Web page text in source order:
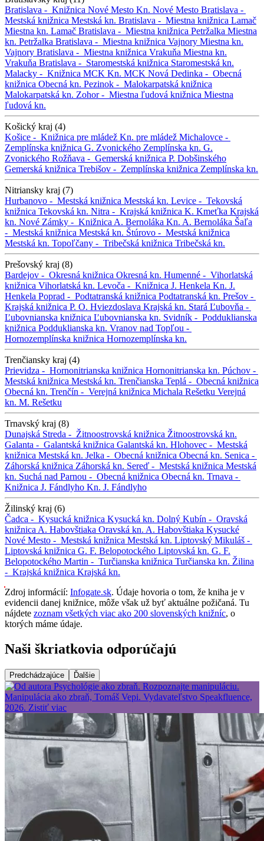
Bratislava - Knižnica Nové Mesto Kn. Nové Mesto Bratislava -
Mestská knižnica Mestská kn. Bratislava - Miestna knižnica Lamač
Miestna kn. Lamač Bratislava - Miestna knižnica Petržalka Miestna
kn. Petržalka Bratislava - Miestna knižnica Vajnory Miestna kn.
Vajnory Bratislava - Miestna knižnica Vrakuňa Miestna kn.
Vrakuňa Bratislava - Staromestská knižnica Staromestská kn.
Malacky - Knižnica MCK Kn. MCK Nová Dedinka - Obecná
knižnica Obecná kn. Pezinok - Malokarpatská knižnica
Malokarpatská kn. Zohor - Miestna ľudová knižnica Miestna
ľudová kn.
Košický kraj (4)
Košice - Knižnica pre mládež Kn. pre mládež Michalovce -
Zemplínska knižnica G. Zvonického Zemplínska kn. G.
Zvonického Rožňava - Gemerská knižnica P. Dobšinského
Gemerská knižnica Trebišov - Zemplínska knižnica Zemplínska kn.
Nitriansky kraj (7)
Hurbanovo - Mestská knižnica Mestská kn. Levice - Tekovská
knižnica Tekovská kn. Nitra - Krajská knižnica K. Kmeťka Krajská
kn. Nové Zámky - Knižnica A. Bernoláka Kn. A. Bernoláka Šaľa
- Mestská knižnica Mestská kn. Štúrovo - Mestská knižnica
Mestská kn. Topoľčany - Tribečská knižnica Tribečská kn.
Prešovský kraj (8)
Bardejov - Okresná knižnica Okresná kn. Humenné - Vihorlatská
knižnica Vihorlatská kn. Levoča - Knižnica J. Henkela Kn. J.
Henkela Poprad - Podtatranská knižnica Podtatranská kn. Prešov -
Krajská knižnica P. O. Hviezdoslava Krajská kn. Stará Ľubovňa -
Ľubovnianska knižnica Ľubovnianska kn. Svidník - Podduklianska
knižnica Podduklianska kn. Vranov nad Topľou -
Hornozemplínska knižnica Hornozemplínska kn.
Trenčiansky kraj (4)
Prievidza - Hornonitrianska knižnica Hornonitrianska kn. Púchov -
Mestská knižnica Mestská kn. Trenčianska Teplá - Obecná knižnica
Obecná kn. Trenčín - Verejná knižnica Michala Rešetku Verejná
kn. M. Rešetku
Trnavský kraj (8)
Dunajská Streda - Žitnoostrovská knižnica Žitnoostrovská kn.
Galanta - Galantská knižnica Galantská kn. Hlohovec - Mestská
knižnica Mestská kn. Jelka - Obecná knižnica Obecná kn. Senica -
Záhorská knižnica Záhorská kn. Sereď - Mestská knižnica Mestská
kn. Suchá nad Parnou - Obecná knižnica Obecná kn. Trnava -
Knižnica J. Fándlyho Kn. J. Fándlyho
Žilinský kraj (6)
Čadca - Kysucká knižnica Kysucká kn. Dolný Kubín - Oravská
knižnica A. Habovštiaka Oravská kn. A. Habovštiaka Kysucké
Nové Mesto - Mestská knižnica Mestská kn. Liptovský Mikuláš -
Liptovská knižnica G. F. Belopotockého Liptovská kn. G. F.
Belopotockého Martin - Turčianska knižnica Turčianska kn. Žilina
- Krajská knižnica Krajská kn.
Zdroj informácií: Infogate.sk. Údaje hovoria o tom, že kniha je v
evidencii danej knižnice, môže však už byť aktuálne požičaná. Tu
nájdete zoznam všetkých viac ako 200 slovenských knižníc, o
ktorých máme údaje.
Naši škriatkovia odporúčajú
Predchádzajúce Ďalšie